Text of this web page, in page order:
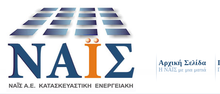
Αρχική Σελίδα
Η ΝΑΪΣ με μια ματιά